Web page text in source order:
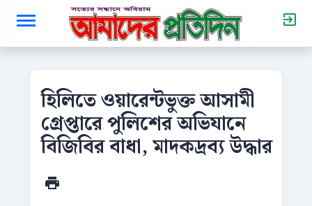
হিলিতে ওয়ারেন্টভুক্ত আসামী
গ্রেপ্তারে পুলিশের অভিযানে
বিজিবির বাধা, মাদকদ্রব্য উদ্ধার